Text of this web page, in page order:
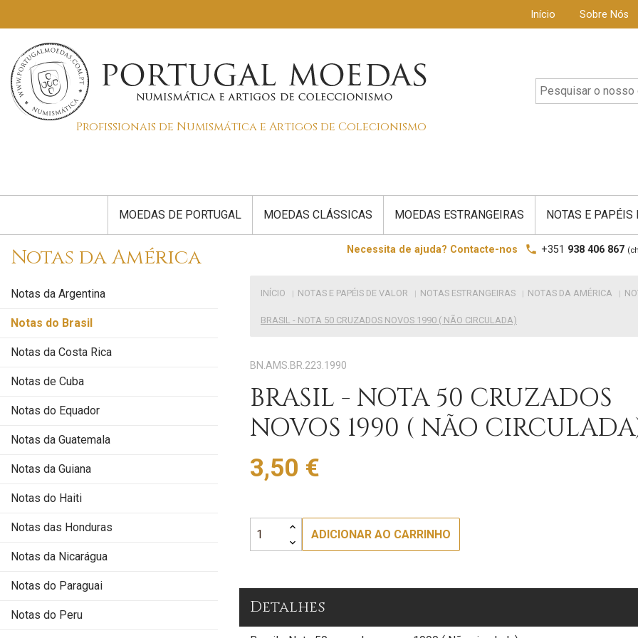
Início Sobre Nós
Profissionais de Numismática e Artigos de Colecionismo
MOEDAS DE PORTUGAL MOEDAS CLÁSSICAS MOEDAS ESTRANGEIRAS NOTAS E PAPÉIS
Notas da América
Notas da Argentina
Notas do Brasil
Notas da Costa Rica
Notas de Cuba
Notas do Equador
Notas da Guatemala
Notas da Guiana
Notas do Haiti
Notas das Honduras
Notas da Nicarágua
Notas do Paraguai
Notas do Peru
Necessita de ajuda? Contacte-nos local_phone +351 938 406 867
INÍCIO NOTAS E PAPÉIS DE VALOR NOTAS ESTRANGEIRAS NOTAS DA AMÉRICA
BRASIL - NOTA 50 CRUZADOS NOVOS 1990 ( NÃO CIRCULADA)
BN.AMS.BR.223.1990
BRASIL - NOTA 50 CRUZADOS
NOVOS 1990 ( NÃO
3,50 €
ADICIONAR AO CARRINHO
Detalhes